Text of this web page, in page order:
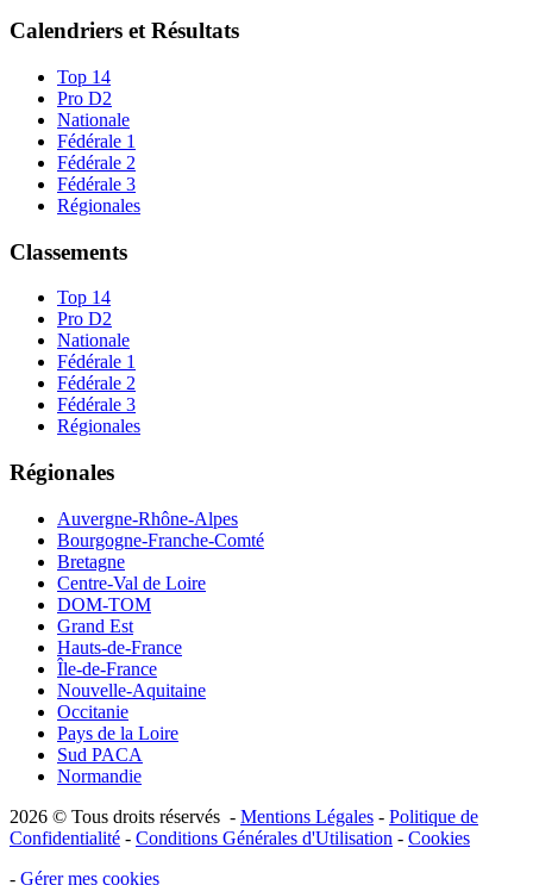
Calendriers et Résultats
Top 14
Pro D2
Nationale
Fédérale 1
Fédérale 2
Fédérale 3
Régionales
Classements
Top 14
Pro D2
Nationale
Fédérale 1
Fédérale 2
Fédérale 3
Régionales
Régionales
Auvergne-Rhône-Alpes
Bourgogne-Franche-Comté
Bretagne
Centre-Val de Loire
DOM-TOM
Grand Est
Hauts-de-France
Île-de-France
Nouvelle-Aquitaine
Occitanie
Pays de la Loire
Sud PACA
Normandie
2026 © Tous droits réservés - Mentions Légales - Politique de
Confidentialité - Conditions Générales d'Utilisation - Cookies
- Gérer mes cookies